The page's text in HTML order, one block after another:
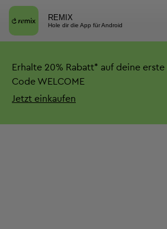
REMIX
Hole dir die App für Android
Erhalte 20% Rabatt* auf deine
Code WELCOME
Jetzt einkaufen